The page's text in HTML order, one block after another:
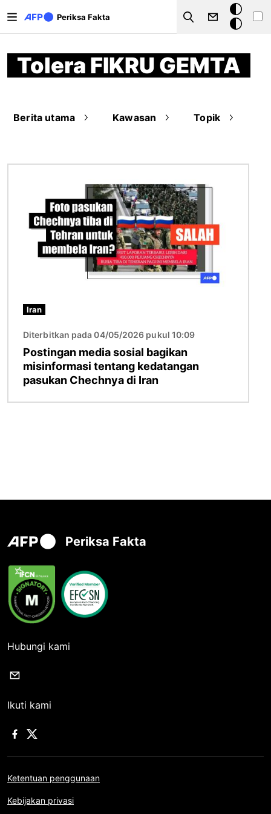
Periksa Fakta
Search
Mode
gelap
Tolera FIKRU GEMTA
Berita utama Kawasan Topik
Iran
Diterbitkan pada 04/05/2026 pukul 10:09
Postingan media sosial bagikan
misinformasi tentang kedatangan
pasukan Chechnya di Iran
Periksa Fakta
Hubungi kami
Ikuti kami
Ketentuan penggunaan
Kebijakan privasi